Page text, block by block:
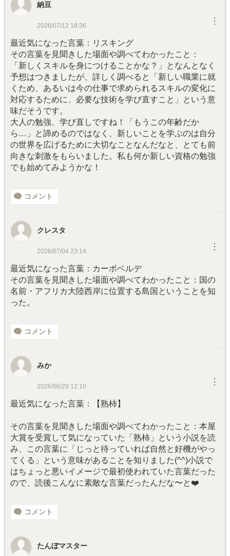
納豆
2026/07/12 18:36 ︙
最近気になった言葉：リスキング
その言葉を見聞きした場面や調べてわかったこと：
「新しくスキルを身につけることかな？」となんとなく
予想はつきましたが、詳しく調べると「新しい職業に就
くため、あるいは今の仕事で求められるスキルの変化に
対応するために、必要な技術を学び直すこと」という意
味だそうです。
大人の勉強、学び直しですね！「もうこの年齢だか
ら…」と諦めるのではなく、新しいことを学ぶのは自分
の世界を広げるために大切なことなんだなと、とても前
向きな刺激をもらいました。私も何か新しい資格の勉強
でも始めてみようかな！
コメント
クレスタ
2026/07/04 23:14 ︙
最近気になった言葉：カーボベルデ
その言葉を見聞きした場面や調べてわかったこと：国の
名前・アフリカ大陸西岸に位置する島国ということを知
った。
コメント
みか
2026/06/29 12:10 ︙
最近気になった言葉：【熟柿】
その言葉を見聞きした場面や調べてわかったこと：本屋
大賞を受賞して気になっていた「熟柿」という小説を読
み、この言葉に「じっと待っていれば自然と好機がやっ
てくる」という意味があることを知りました(⁠^⁠^⁠)小説で
はちょっと悪いイメージで最初使われていた言葉だった
ので、読後こんなに素敵な言葉だったんだな〜と❤️
コメント
たんぼマスター